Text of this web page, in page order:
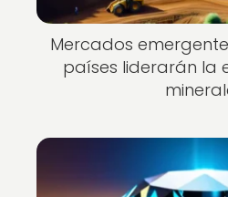
Mercados
países liderarán la